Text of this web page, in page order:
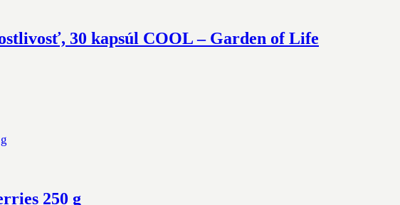
30 kapsúl COOL – Garden of Life
250 g